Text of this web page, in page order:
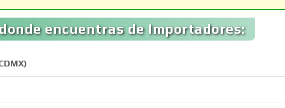
encuentras de Importadores: